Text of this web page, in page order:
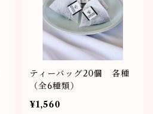
ティーバッグ20個 各種
（全6種類）
¥1,560